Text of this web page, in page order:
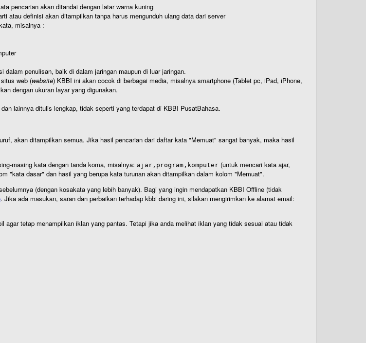
pencarian akan ditandai dengan latar warna kuning
atau definisi akan ditampilkan tanpa harus mengunduh ulang data dari server
misalnya :
dalam penulisan, baik di dalam jaringan maupun di luar jaringan.
web (website) KBBI ini akan cocok di berbagai media, misalnya smartphone (Tablet pc, iPad, iPhone,
dengan ukuran layar yang digunakan.
lainnya ditulis lengkap, tidak seperti yang terdapat di KBBI PusatBahasa.
akan ditampilkan semua. Jika hasil pencarian dari daftar kata "Memuat" sangat banyak, maka hasil
masing kata dengan tanda koma, misalnya: ajar,program,komputer (untuk mencari kata ajar,
"kata dasar" dan hasil yang berupa kata turunan akan ditampilkan dalam kolom "Memuat".
(dengan kosakata yang lebih banyak). Bagi yang ingin mendapatkan KBBI Offline (tidak
. Jika ada masukan, saran dan perbaikan terhadap kbbi daring ini, silakan mengirimkan ke alamat email:
agar tetap menampilkan iklan yang pantas. Tetapi jika anda melihat iklan yang tidak sesuai atau tidak